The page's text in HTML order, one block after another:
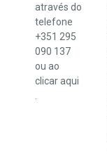
através do
telefone
+351 295
090 137
ou ao
clicaraqui